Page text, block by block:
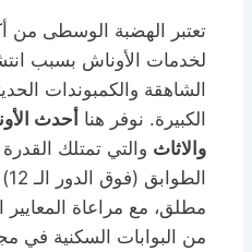
تعتبر الهضبة الوسطى من
لخدمات الأوناش بسبب
الشاهقة والكمبوندات
الكبيرة. نوفر هنا أحدث
والاثاث والتي تمتلك
مطلق، مع مراعاة
من البوابات السكنية في